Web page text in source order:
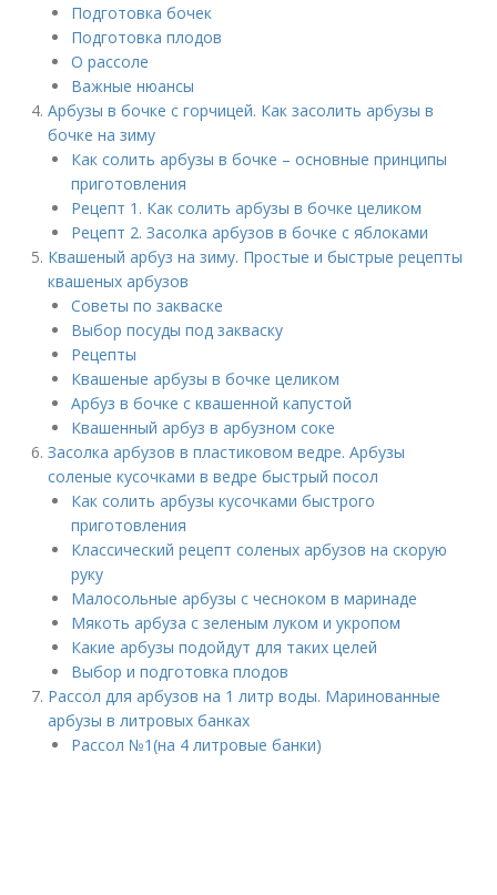
Подготовка бочек
Подготовка плодов
О рассоле
Важные нюансы
Арбузы в бочке с горчицей. Как засолить арбузы в
бочке на зиму
Как солить арбузы в бочке – основные принципы
приготовления
Рецепт 1. Как солить арбузы в бочке целиком
Рецепт 2. Засолка арбузов в бочке с яблоками
Квашеный арбуз на зиму. Простые и быстрые рецепты
квашеных арбузов
Советы по закваске
Выбор посуды под закваску
Рецепты
Квашеные арбузы в бочке целиком
Арбуз в бочке с квашенной капустой
Квашенный арбуз в арбузном соке
Засолка арбузов в пластиковом ведре. Арбузы
соленые кусочками в ведре быстрый посол
Как солить арбузы кусочками быстрого
приготовления
Классический рецепт соленых арбузов на скорую
руку
Малосольные арбузы с чесноком в маринаде
Мякоть арбуза с зеленым луком и укропом
Какие арбузы подойдут для таких целей
Выбор и подготовка плодов
Рассол для арбузов на 1 литр воды. Маринованные
арбузы в литровых банках
Рассол №1(на 4 литровые банки)